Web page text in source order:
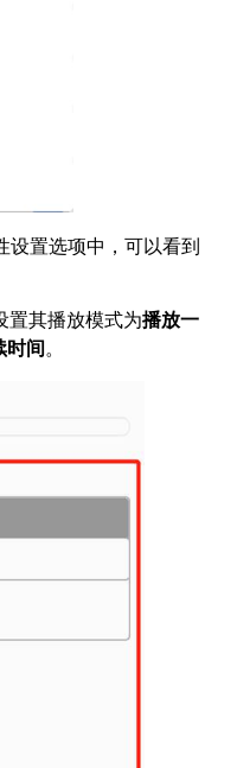
设置选项中，可以看到
置其播放模式为播放一
时间。